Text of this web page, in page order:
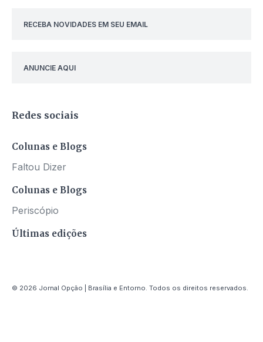
RECEBA NOVIDADES EM SEU EMAIL
ANUNCIE AQUI
Redes sociais
Colunas e Blogs
Faltou Dizer
Colunas e Blogs
Periscópio
Últimas edições
© 2026 Jornal Opção | Brasília e Entorno. Todos os direitos reservados.